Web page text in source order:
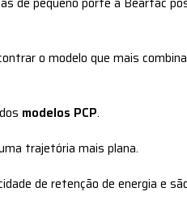
o modelo que mais
modelos PCP.
trajetória mais plana.
de retenção de energia e